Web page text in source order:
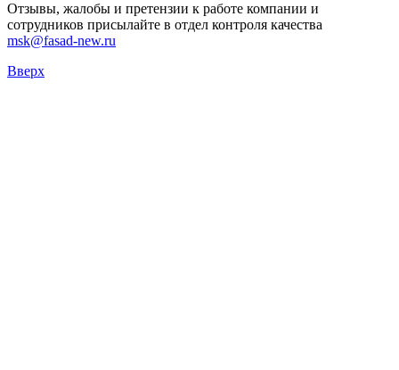
Отзывы, жалобы и претензии к работе компании и
сотрудников присылайте в отдел контроля качества
msk@fasad-new.ru
Вверх